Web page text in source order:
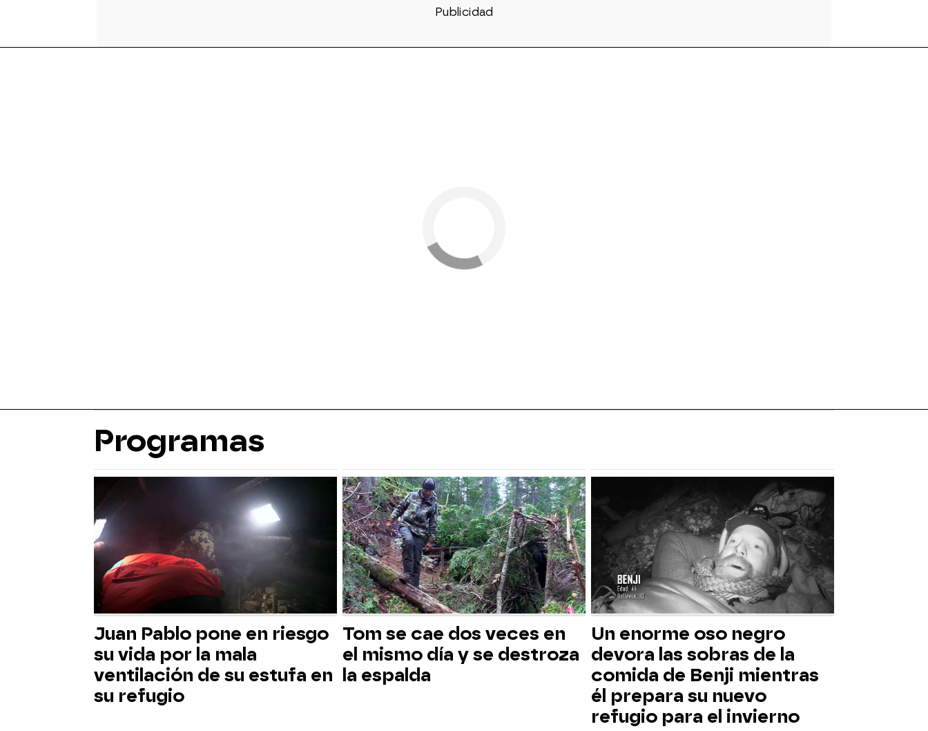
Programas
Juan Pablo pone en riesgo
su vida por la mala
ventilación de su estufa en
su refugio
Tom se cae dos veces en
el mismo día y se destroza
la espalda
Un enorme oso negro
devora las sobras de la
comida de Benji mientras
él prepara su nuevo
refugio para el invierno